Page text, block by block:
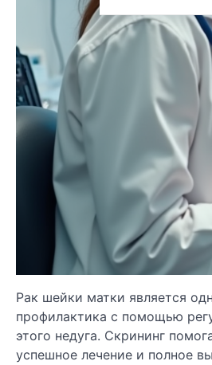
Рак шейки матки является
профилактика с помощью
этого недуга. Скрининг
успешное лечение и полное